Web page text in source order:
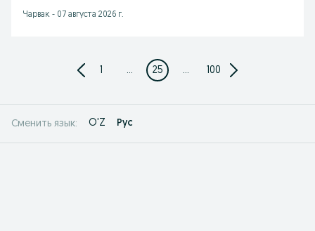
Чарвак - 07 августа 2026 г.
1 ... 25 ... 100
Сменить язык: O'Z Рус